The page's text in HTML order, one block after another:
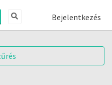
Bejelentkezés